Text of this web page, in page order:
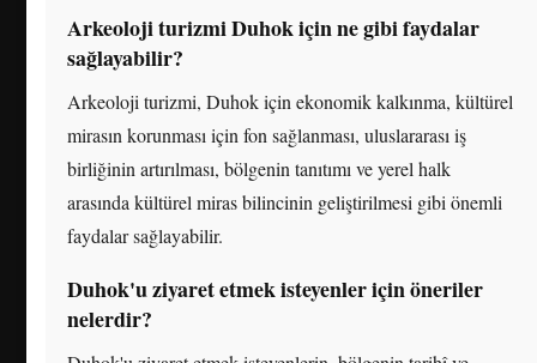
Arkeoloji turizmi Duhok için ne gibi faydalar
sağlayabilir?
Arkeoloji turizmi, Duhok için ekonomik kalkınma, kültürel
mirasın korunması için fon sağlanması, uluslararası iş
birliğinin artırılması, bölgenin tanıtımı ve yerel halk
arasında kültürel miras bilincinin geliştirilmesi gibi önemli
faydalar sağlayabilir.
Duhok'u ziyaret etmek isteyenler için öneriler
nelerdir?